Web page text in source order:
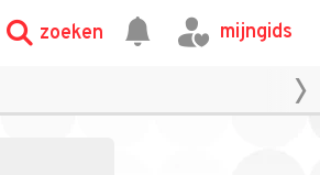
zoeken mijngids